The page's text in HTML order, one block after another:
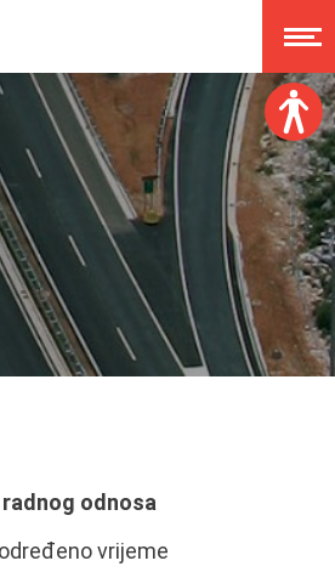
Veličina fonta:
A A A
Disleksija:
Kontrast:
odnosa
vrijeme